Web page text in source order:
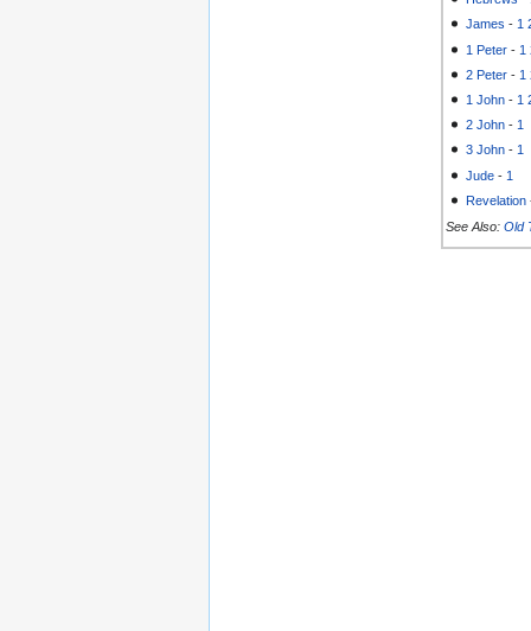
James - 1
1 Peter - 1
2 Peter - 1
1 John - 1
2 John - 1
3 John -1
Jude - 1
Revelation
See Also: Old